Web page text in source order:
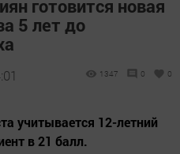
готовится новая
5 лет до
1347 0 0
учитывается 12-летний
в 21 балл.